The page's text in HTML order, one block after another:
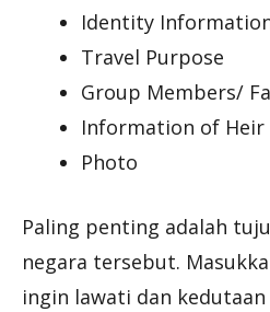
Identity
Travel Purpose
Group Members/
Information of Heir
Photo
Paling penting adalah
negara tersebut.
ingin lawati dan